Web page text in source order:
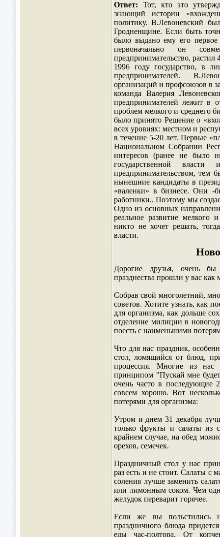
Ответ:Тот, кто это
знающий истории
политику. В.Левоневский
Гродненщине. Если быть
было выдано ему его первое
первоначально он
предпринимательство, растил
1996 году государство, в
предпринимателей.
организаций и профсоюзов в
команда Валерия
предпринимателей лежит в
проблем мелкого и среднего
было принято Решение о
всех уровнях: местном и
в течение 5-20 лет. Первые
Национальном Собрании
интересов (ранее не было
государственной
предпринимательством, тем
нынешние кандидаты в
«валенки» в бизнесе. Они -
работники.. Поэтому мы
Одно из основных
реальное развитие мелкого
никто не хочет решать,
власти.
Дорогие друзья, очень
празднества прошли у вас
Собрав свой многолетний,
советов. Хотите узнать, как
для организма, как дольше
отделение милиции в
поесть с наименьшими
Что для нас праздник,
стол, ломящийся от блюд,
процессия. Многие из нас
принципом "Пускай мне
очень часто в последующие
совсем хорошо. Вот
потерями для организма:
Утром и днем 31 декабря
только фрукты и салаты из
крайнем случае, на обед
орехов, семечек.
Праздничный стол у нас
раз есть и не стоит. Салаты с
соления лучше заменить
или лимонным соком. Чем
желудок переварит горячее.
Если же вы польстились
праздничного блюда
еды час-полтора. От